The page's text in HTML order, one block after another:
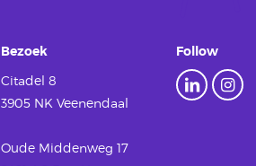
Bezoek
Citadel 8
3905 NK Veenendaal
Oude Middenweg 17
Follow